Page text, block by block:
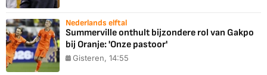
Nederlands elftal
Summerville onthult bijzondere rol van Gakpo
bij Oranje: 'Onze pastoor'
Gisteren, 14:55